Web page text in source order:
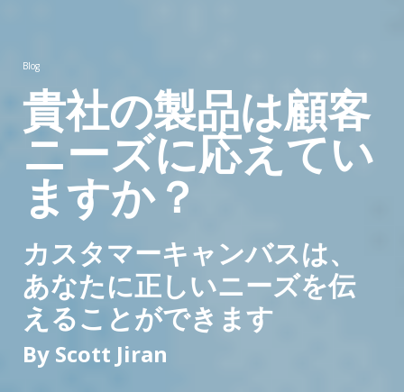
Blog
貴社の製品は顧客
ニーズに応えてい
ますか？
カスタマーキャンバスは、
あなたに正しいニーズを伝
えることができます
By Scott Jiran